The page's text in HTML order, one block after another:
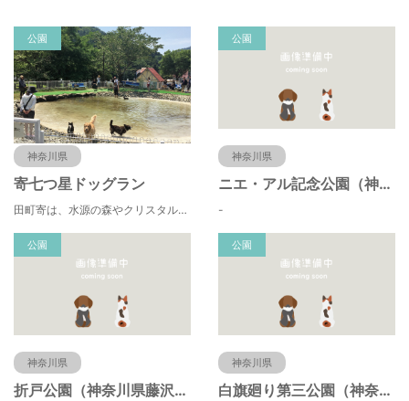
公園
神奈川県
寄七つ星ドッグラン
田町寄は、水源の森やクリスタルな清流 、 満天の星空などの豊かな自然に包まれ、 食や農、芸術の魅力あふれる川の里です。 ドッグランエリアを中心とした『やどりき七つ星ヴィレッジ』を ゆっくりお楽しみください。
公園
神奈川県
ニエ・アル記念公園（神奈川県藤沢市）
-
公園
神奈川県
折戸公園（神奈川県藤沢市）
公園
神奈川県
白旗廻り第三公園（神奈川県藤沢市）